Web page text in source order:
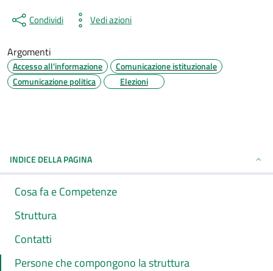
Condividi Vedi azioni
Argomenti
Accesso all'informazione
Comunicazione istituzionale
Comunicazione politica
Elezioni
INDICE DELLA PAGINA
Cosa fa e Competenze
Struttura
Contatti
Persone che compongono la struttura